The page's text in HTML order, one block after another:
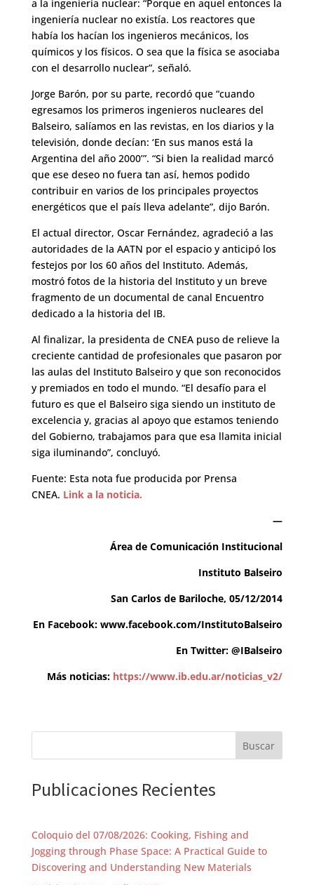
a la ingeniería nuclear: “Porque en aquel entonces la
ingeniería nuclear no existía. Los reactores que
había los hacían los ingenieros mecánicos, los
químicos y los físicos. O sea que la física se asociaba
con el desarrollo nuclear”, señaló.
Jorge Barón, por su parte, recordó que “cuando
egresamos los primeros ingenieros nucleares del
Balseiro, salíamos en las revistas, en los diarios y la
televisión, donde decían: ‘En sus manos está la
Argentina del año 2000’”. “Si bien la realidad marcó
que ese deseo no fuera tan así, hemos podido
contribuir en varios de los principales proyectos
energéticos que el país lleva adelante”, dijo Barón.
El actual director, Oscar Fernández, agradeció a las
autoridades de la AATN por el espacio y anticipó los
festejos por los 60 años del Instituto. Además,
mostró fotos de la historia del Instituto y un breve
fragmento de un documental de canal Encuentro
dedicado a la historia del IB.
Al finalizar, la presidenta de CNEA puso de relieve la
creciente cantidad de profesionales que pasaron por
las aulas del Instituto Balseiro y que son reconocidos
y premiados en todo el mundo. “El desafío para el
futuro es que el Balseiro siga siendo un instituto de
excelencia y, gracias al apoyo que estamos teniendo
del Gobierno, trabajamos para que esa llamita inicial
siga iluminando”, concluyó.
Fuente: Esta nota fue producida por Prensa
CNEA. Link a la noticia.
—
Área de Comunicación Institucional
Instituto Balseiro
San Carlos de Bariloche, 05/12/2014
En Facebook:www.facebook.com/InstitutoBalseiro
En Twitter:@IBalseiro
Más noticias: https://www.ib.edu.ar/noticias_v2/
Buscar
Publicaciones Recientes
Coloquio del 07/08/2026: Cooking, Fishing and
Jogging through Phase Space: A Practical Guide to
Discovering and Understanding New Materials